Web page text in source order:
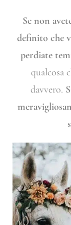
Se non
definito che
perdiate
qualcosa
davvero.